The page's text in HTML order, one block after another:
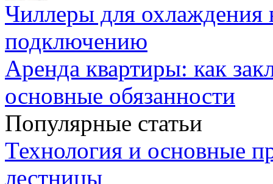
Чиллеры для охлаждения
подключению
Аренда квартиры: как
основные обязанности
Популярные статьи
Технология и основные
лестницы